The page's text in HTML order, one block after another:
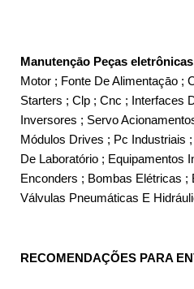
Manutençāo Peças
Motor ; Fonte De Alimentaçāo ;
Starters ; Clp ; Cnc ; Interfaces
Inversores ; Servo
Módulos Drives ; Pc Industriais
De Laboratório ; Equipamentos
Enconders ; Bombas Elétricas ;
Válvulas Pneumáticas E
RECOMENDAÇÕES PARA